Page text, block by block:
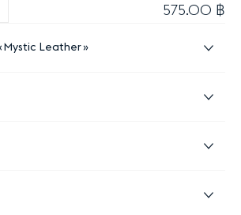
575.00 ฿
Mystic Leather